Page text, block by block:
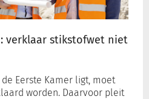
verklaar stikstofwet niet
Eerste Kamer ligt, moet
worden. Daarvoor pleit